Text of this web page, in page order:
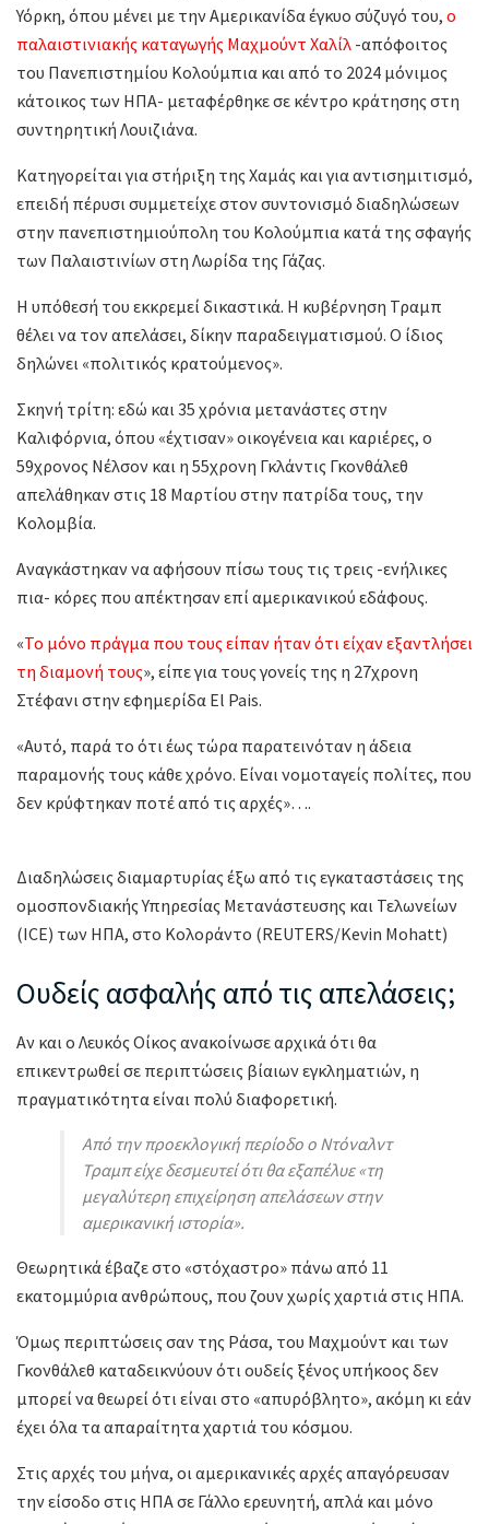
Υόρκη, όπου μένει με την Αμερικανίδα έγκυο σύζυγό του, ο
παλαιστινιακής καταγωγής Μαχμούντ Χαλίλ -απόφοιτος
του Πανεπιστημίου Κολούμπια και από το 2024 μόνιμος
κάτοικος των ΗΠΑ- μεταφέρθηκε σε κέντρο κράτησης στη
συντηρητική Λουιζιάνα.
Κατηγορείται για στήριξη της Χαμάς και για αντισημιτισμό,
επειδή πέρυσι συμμετείχε στον συντονισμό διαδηλώσεων
στην πανεπιστημιούπολη του Κολούμπια κατά της σφαγής
των Παλαιστινίων στη Λωρίδα της Γάζας.
Η υπόθεσή του εκκρεμεί δικαστικά. Η κυβέρνηση Τραμπ
θέλει να τον απελάσει, δίκην παραδειγματισμού. Ο ίδιος
δηλώνει «πολιτικός κρατούμενος».
Σκηνή τρίτη: εδώ και 35 χρόνια μετανάστες στην
Καλιφόρνια, όπου «έχτισαν» οικογένεια και καριέρες, ο
59χρονος Νέλσον και η 55χρονη Γκλάντις Γκονθάλεθ
απελάθηκαν στις 18 Μαρτίου στην πατρίδα τους, την
Κολομβία.
Αναγκάστηκαν να αφήσουν πίσω τους τις τρεις -ενήλικες
πια- κόρες που απέκτησαν επί αμερικανικού εδάφους.
«Το μόνο πράγμα που τους είπαν ήταν ότι είχαν εξαντλήσει
τη διαμονή τους», είπε για τους γονείς της η 27χρονη
Στέφανι στην εφημερίδα El Pais.
«Αυτό, παρά το ότι έως τώρα παρατεινόταν η άδεια
παραμονής τους κάθε χρόνο. Είναι νομοταγείς πολίτες, που
δεν κρύφτηκαν ποτέ από τις αρχές»….
Διαδηλώσεις διαμαρτυρίας έξω από τις εγκαταστάσεις της
ομοσπονδιακής Υπηρεσίας Μετανάστευσης και Τελωνείων
(ICE) των ΗΠΑ, στο Κολοράντο (REUTERS/Kevin Mohatt)
Ουδείς ασφαλής από τις απελάσεις;
Αν και ο Λευκός Οίκος ανακοίνωσε αρχικά ότι θα
επικεντρωθεί σε περιπτώσεις βίαιων εγκληματιών, η
πραγματικότητα είναι πολύ διαφορετική.
Από την προεκλογική περίοδο ο Ντόναλντ
Τραμπ είχε δεσμευτεί ότι θα εξαπέλυε «τη
μεγαλύτερη επιχείρηση απελάσεων στην
αμερικανική ιστορία».
Θεωρητικά έβαζε στο «στόχαστρο» πάνω από 11
εκατομμύρια ανθρώπους, που ζουν χωρίς χαρτιά στις ΗΠΑ.
Όμως περιπτώσεις σαν της Ράσα, του Μαχμούντ και των
Γκονθάλεθ καταδεικνύουν ότι ουδείς ξένος υπήκοος δεν
μπορεί να θεωρεί ότι είναι στο «απυρόβλητο», ακόμη κι εάν
έχει όλα τα απαραίτητα χαρτιά του κόσμου.
Στις αρχές του μήνα, οι αμερικανικές αρχές απαγόρευσαν
την είσοδο στις ΗΠΑ σε Γάλλο ερευνητή, απλά και μόνο